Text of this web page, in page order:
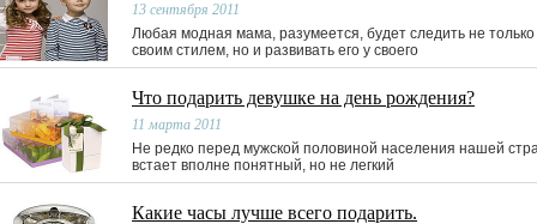
13 сентября 2011
Любая модная мама, разумеется, будет следить не только
своим стилем, но и развивать его у своего
Что подарить девушке на день рождения?
11 марта 2011
Не редко перед мужской половиной населения нашей
встает вполне понятный, но не легкий
Какие часы лучше всего подарить.